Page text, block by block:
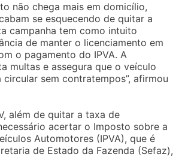
não chega mais em domicílio,
se esquecendo de quitar a
campanha tem como intuito
de manter o licenciamento em
o pagamento do IPVA. A
multas e assegura que o veículo
sem contratempos”, afirmou
além de quitar a taxa de
acertar o Imposto sobre a
Automotores (IPVA), que é
de Estado da Fazenda (Sefaz),